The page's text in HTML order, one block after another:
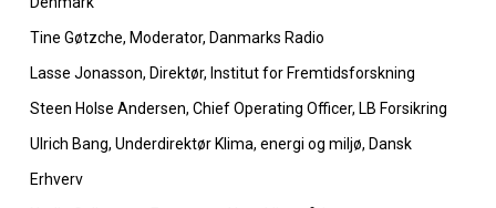
Tine Gøtzche, Moderator, Danmarks Radio
Lasse Jonasson, Direktør, Institut for Fremtidsforskning
Steen Holse Andersen, Chief Operating Officer, LB Forsikring
Ulrich Bang, Underdirektør Klima, energi og miljø, Dansk
Erhverv